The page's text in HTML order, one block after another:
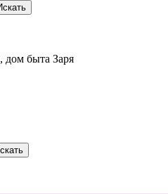
дом быта Заря